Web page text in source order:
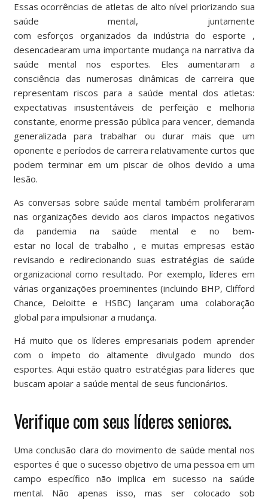
Essas ocorrências de atletas de alto nível priorizando sua
saúde mental, juntamente
com esforços organizados da indústria do esporte ,
desencadearam uma importante mudança na narrativa da
saúde mental nos esportes. Eles aumentaram a
consciência das numerosas dinâmicas de carreira que
representam riscos para a saúde mental dos atletas:
expectativas insustentáveis ​​de perfeição e melhoria
constante, enorme pressão pública para vencer, demanda
generalizada para trabalhar ou durar mais que um
oponente e períodos de carreira relativamente curtos que
podem terminar em um piscar de olhos devido a uma
lesão.
As conversas sobre saúde mental também proliferaram
nas organizações devido aos claros impactos negativos
da pandemia nasaúde mental e no bem-
estar no local de trabalho , e muitas empresas estão
revisando e redirecionando suas estratégias de saúde
organizacional como resultado. Por exemplo, líderes em
várias organizações proeminentes (incluindo BHP, Clifford
Chance, Deloitte e HSBC) lançaram uma colaboração
global para impulsionar a mudança.
Há muito que os líderes empresariais podem aprender
com o ímpeto do altamente divulgado mundo dos
esportes. Aqui estão quatro estratégias para líderes que
buscam apoiar a saúde mental de seus funcionários.
Verifique com seus líderes seniores.
Uma conclusão clara do movimento de saúde mental nos
esportes é que o sucesso objetivo de uma pessoa em um
campo específico não implica em sucesso na saúde
mental. Não apenas isso, mas ser colocado sob